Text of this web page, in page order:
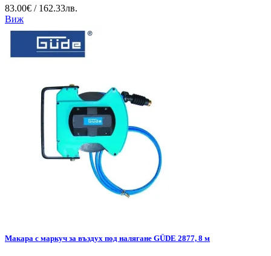
83.00€ / 162.33лв.
Виж
Макара с маркуч за въздух под налягане GÜDE 2877, 8 м